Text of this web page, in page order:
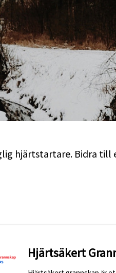
hjärtstartare. Bidra till
Hjärtsäkert